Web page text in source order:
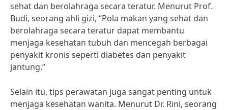
sehat dan berolahraga secara teratur. Menurut Prof.
Budi, seorang ahli gizi, “Pola makan yang sehat dan
berolahraga secara teratur dapat membantu
menjaga kesehatan tubuh dan mencegah berbagai
penyakit kronis seperti diabetes dan penyakit
jantung.”
Selain itu, tips perawatan juga sangat penting untuk
menjaga kesehatan wanita. Menurut Dr. Rini, seorang